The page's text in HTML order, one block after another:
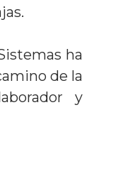
ha
de la
y